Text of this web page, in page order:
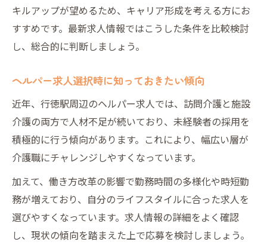
キルアップが望めるため、キャリア形成を考える方にお
すすめです。最新求人情報ではこうした条件を比較検討
し、総合的に判断しましょう。
ヘルパー求人選択時に知っておきたい傾向
近年、行徳駅周辺のヘルパー求人では、訪問介護と施設
介護の両方で人材不足が続いており、未経験者の採用を
積極的に行う傾向があります。これにより、幅広い層が
介護職にチャレンジしやすくなっています。
加えて、働き方改革の影響で勤務時間の多様化や時短勤
務が増えており、自分のライフスタイルに合った求人を
選びやすくなっています。求人情報の詳細をよく確認
し、現状の傾向を踏まえた上で応募を検討しましょう。